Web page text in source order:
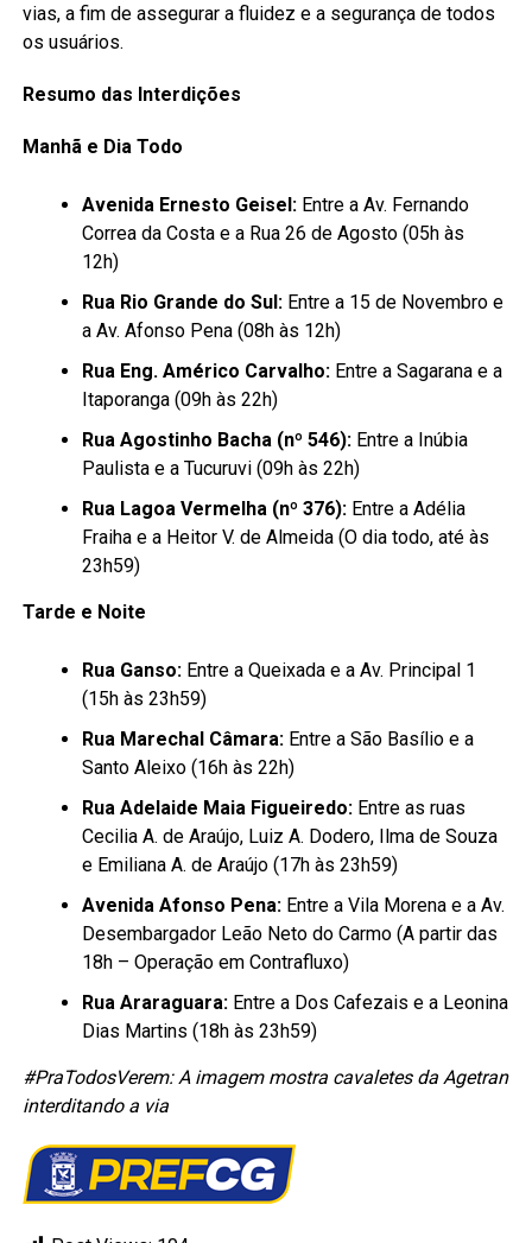
vias, a fim de assegurar a fluidez e a segurança de todos
os usuários.
Resumo das Interdições
Manhã e Dia Todo
Avenida Ernesto Geisel:Entre a Av. Fernando
Correa da Costa e a Rua 26 de Agosto (05h às
12h)
Rua Rio Grande do Sul:Entre a 15 de Novembro e
a Av. Afonso Pena (08h às 12h)
Rua Eng. Américo Carvalho:Entre a Sagarana e a
Itaporanga (09h às 22h)
Rua Agostinho Bacha (nº 546):Entre a Inúbia
Paulista e a Tucuruvi (09h às 22h)
Rua Lagoa Vermelha (nº 376):Entre a Adélia
Fraiha e a Heitor V. de Almeida (O dia todo, até às
23h59)
Tarde e Noite
Rua Ganso:Entre a Queixada e a Av. Principal 1
(15h às 23h59)
Rua Marechal Câmara:Entre a São Basílio e a
Santo Aleixo (16h às 22h)
Rua Adelaide Maia Figueiredo:Entre as ruas
Cecilia A. de Araújo, Luiz A. Dodero, Ilma de Souza
e Emiliana A. de Araújo (17h às 23h59)
Avenida Afonso Pena:Entre a Vila Morena e a Av.
Desembargador Leão Neto do Carmo (A partir das
18h – Operação em Contrafluxo)
Rua Araraguara:Entre a Dos Cafezais e a Leonina
Dias Martins (18h às 23h59)
#PraTodosVerem: A imagem mostra cavaletes da Agetran
interditando a via